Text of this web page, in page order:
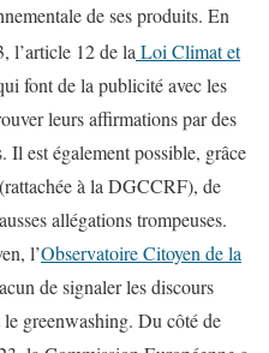
de ses produits. En
l’article 12 de la Loi Climat et
font de la publicité avec les
leurs affirmations par des
Il est également possible, grâce
(rattachée à la DGCCRF), de
allégations trompeuses.
l’Observatoire Citoyen de la
de signaler les discours
greenwashing. Du côté de